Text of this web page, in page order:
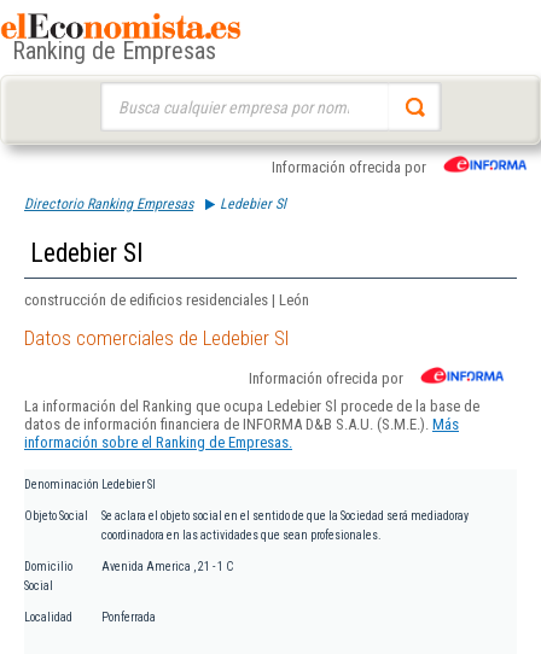
Ranking de Empresas
Información ofrecida por
Directorio Ranking Empresas Ledebier Sl
Ledebier Sl
construcción de edificios residenciales | León
Datos comerciales de Ledebier Sl
Información ofrecida por
La información del Ranking que ocupa Ledebier Sl procede de la base de
datos de información financiera de INFORMA D&B S.A.U. (S.M.E.). Más
información sobre el Ranking de Empresas.
Denominación Ledebier Sl
Objeto Social
Se aclara el objeto social en el sentido de que la Sociedad será mediadoray
coordinadora en las actividades que sean profesionales.
Domicilio
Social
Avenida America , 21 - 1 C
Localidad Ponferrada